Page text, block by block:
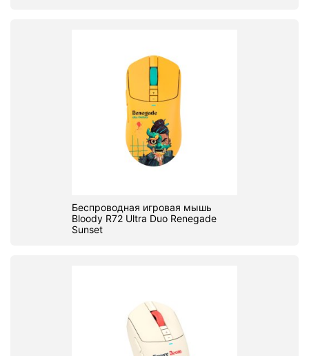
Беспроводная игровая мышь
Bloody R72 Ultra Duo Renegade
Sunset